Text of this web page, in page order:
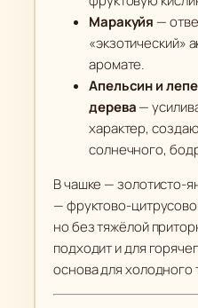
Маракуйя —
«экзотический»
аромате.
Апельсин и
дерева—
характер,
солнечного,
В чашке — золотисто-
— фруктово-
но без тяжёлой
подходит и для
основа для холодного